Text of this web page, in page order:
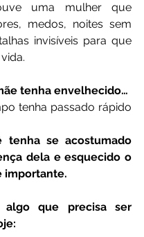
uma mulher que
medos, noites sem
invisíveis para que
tenha envelhecido…
tenha passado rápido
tenha se acostumado
dela e esquecido o
importante.
algo que precisa ser